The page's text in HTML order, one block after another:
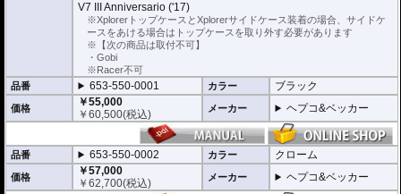
V7 III Anniversario ('17)
※XplorerトップケースとXplorerサイドケース装着の場合、サイドケ
ースをあける場合はトップケースを取り外す必要があります
※【次の商品は取付不可】
・Gobi
※Racer不可
品番
653-550-0001 カラー ブラック
価格
￥55,000
￥60,500(税込) メーカー ヘプコ&ベッカー
品番 653-550-0002 カラー クローム
価格
￥57,000
￥62,700(税込) メーカー ヘプコ&ベッカー